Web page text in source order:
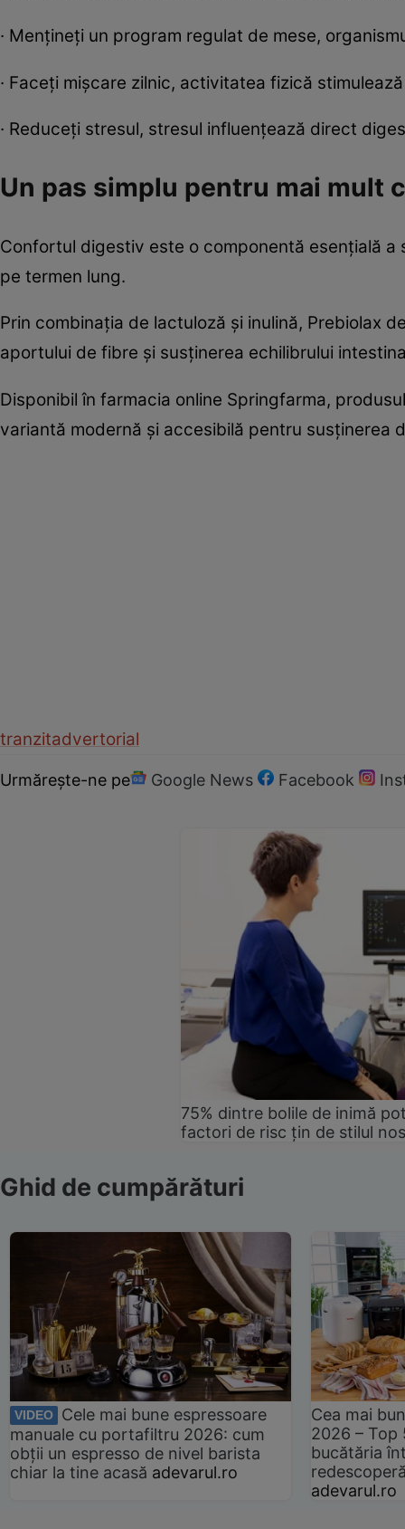
· Mențineți un program regulat de mese,
· Faceți mișcare zilnic, activitatea fizică
· Reduceți stresul, stresul influențează direct
Un pas simplu pentru mai mult
Confortul digestiv este o componentă esențială
pe termen lung.
Prin combinația de lactuloză și inulină, Prebiolax
aportului de fibre și susținerea echilibrului
Disponibil în farmacia online Springfarma,
variantă modernă și accesibilă pentru susținerea
tranzitadvertorial
Urmărește-ne pe Google News Facebook
75% dintre bolile de inimă
factori de risc țin de stilul
Ghid de cumpărături
VIDEO
Cele mai bune espressoare
manuale cu portafiltru 2026: cum
obții un espresso de nivel barista
chiar la tine acasă adevarul.ro
Cea mai
2026 –
bucătăria
adevarul.ro